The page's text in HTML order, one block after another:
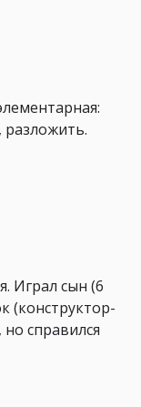
разложить.
Играл сын (6
(конструктор-
справился